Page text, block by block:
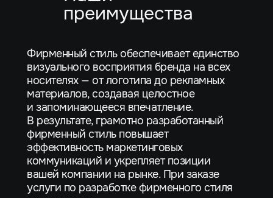
преимущества
Фирменный стиль обеспечивает единство
визуального восприятия бренда на всех
носителях — от логотипа до рекламных
материалов, создавая целостное
и запоминающееся впечатление.
В результате, грамотно разработанный
фирменный стиль повышает
эффективность маркетинговых
коммуникаций и укрепляет позиции
вашей компании на рынке. При заказе
услуги по разработке фирменного стиля